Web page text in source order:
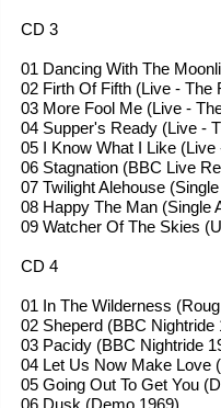
CD 3
01 Dancing With The
02 Firth Of Fifth (Live - The
03 More Fool Me (Live -
04 Supper's Ready (Live -
05 I Know What I Like
06 Stagnation (BBC Live
07 Twilight Alehouse
08 Happy The Man (Single
09 Watcher Of The Skies
CD 4
01 In The Wilderness
02 Sheperd (BBC Nightride
03 Pacidy (BBC Nightride
04 Let Us Now Make Love
05 Going Out To Get You
06 Dusk (Demo 1969)